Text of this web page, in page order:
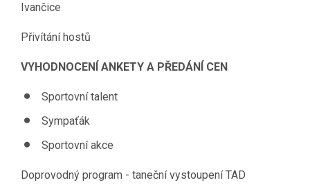
Ivančice
Přivítání hostů
VYHODNOCENÍ ANKETY A PŘEDÁNÍ CEN
Sportovní talent
Sympaťák
Sportovní akce
Doprovodný program - taneční vystoupení TAD